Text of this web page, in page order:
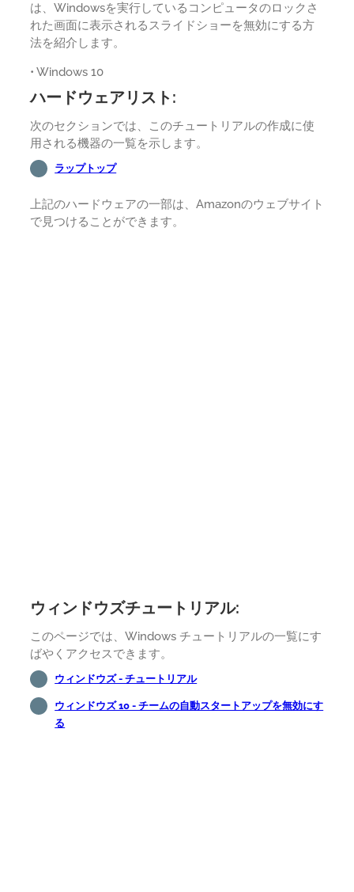
は、Windowsを実行しているコンピュータのロックさ
れた画面に表示されるスライドショーを無効にする方
法を紹介します。
• Windows 10
ハードウェアリスト:
次のセクションでは、このチュートリアルの作成に使
用される機器の一覧を示します。
ラップトップ
上記のハードウェアの一部は、Amazonのウェブサイト
で見つけることができます。
ウィンドウズチュートリアル:
このページでは、Windows チュートリアルの一覧にす
ばやくアクセスできます。
ウィンドウズ - チュートリアル
ウィンドウズ 10 - チームの自動スタートアップを無効にす
る